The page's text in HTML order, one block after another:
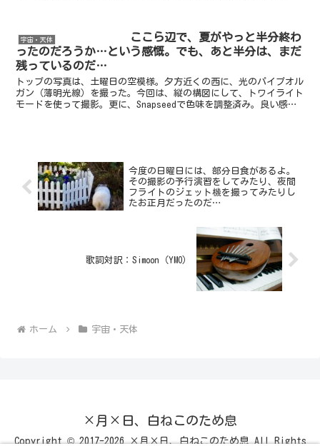
宇宙・天体
ここら辺で、夏がやっと半分終わ
ったのだろうか…という感慨。でも、あと半分は、まだ
残っているのだ…
トップの写真は、土曜日の空模様。夕方近くの西に、光のパイプオル
ガン（薄明光線）を撮った。今回は、縦の構図にして、トワイライト
モードを使って撮影。更に、Snapseedで色味を調整済み。良い感じ
今度の日曜日には、部分日食があるよ。
その撮影の予行演習をしてみたり、夜間
フライトのジェット機を撮ってみたりし
たお正月だったのだ…
歌詞対訳：Simoon（YMO）
ホーム 宇宙・天体
×月×日、白ねこのため息
Copyright © 2017-2026 ×月×日、白ねこのため息 All Rights